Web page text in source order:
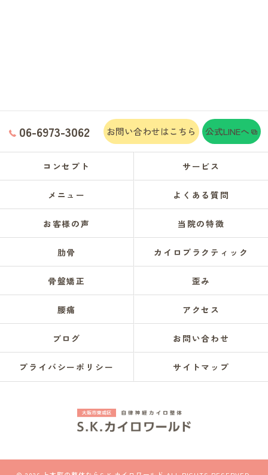
06-6973-3062 お問い合わせはこちら 公式LINEへ
コンセプト サービス
メニュー よくある質問
お客様の声 当院の特徴
肋骨 カイロプラクティック
骨盤矯正 歪み
腰痛 アクセス
ブログ お問い合わせ
プライバシーポリシー サイトマップ